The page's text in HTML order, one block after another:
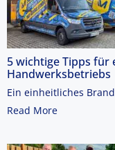
5 wichtige Tipps für
Handwerksbetriebs
Ein einheitliches
Read More